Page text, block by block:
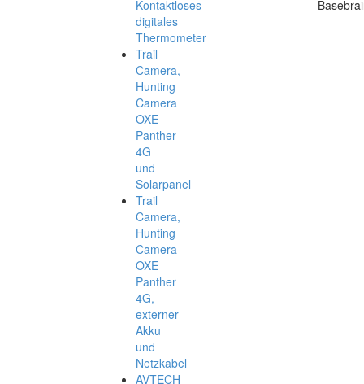
Kontaktloses
digitales
Thermometer
Trail
Camera,
Hunting
Camera
OXE
Panther
4G
und
Solarpanel
Trail
Camera,
Hunting
Camera
OXE
Panther
4G,
externer
Akku
und
Netzkabel
AVTECH